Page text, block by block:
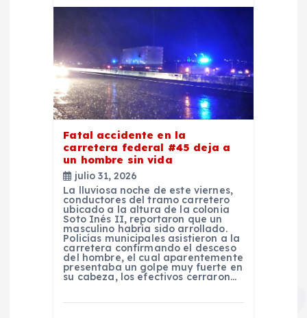
Fatal accidente en la
carretera federal #45 deja a
un hombre sin vida
julio 31, 2026
La lluviosa noche de este viernes,
conductores del tramo carretero
ubicado a la altura de la colonia
Soto Inés II, reportaron que un
masculino habría sido arrollado.
Policías municipales asistieron a la
carretera confirmando el desceso
del hombre, el cual aparentemente
presentaba un golpe muy fuerte en
su cabeza, los efectivos cerraron…